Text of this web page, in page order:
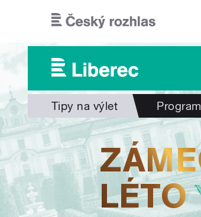
Tipy na výlet Program